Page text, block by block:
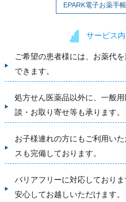
EPARK電子お薬手
サービス
ご希望の患者様には、お薬代
できます。
処方せん医薬品以外に、一般
談・お取り寄せ等も承ります。
お子様連れの方にもご利用い
スも完備しております。
バリアフリーに対応しており
安心してお越しいただけます。